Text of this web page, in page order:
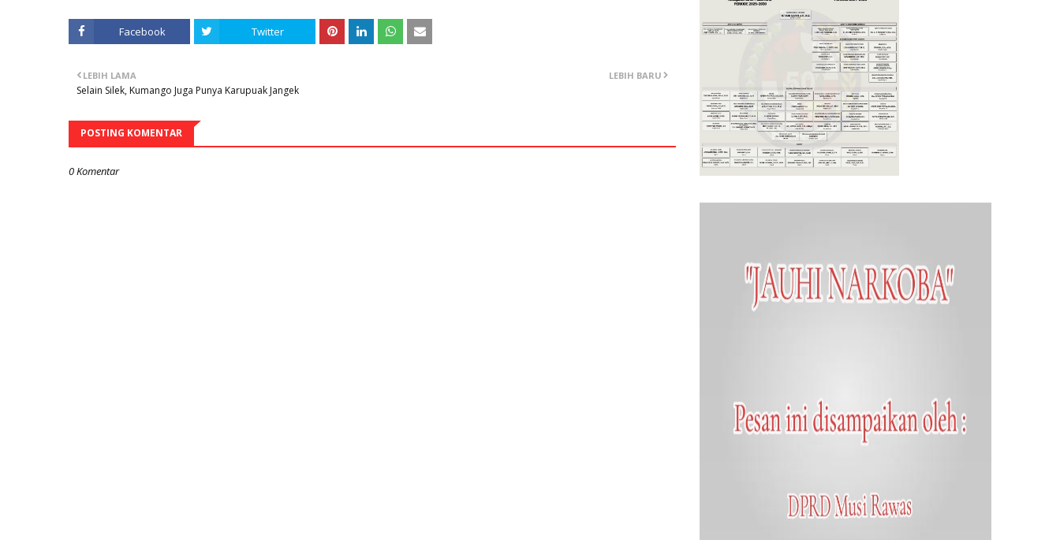
Facebook Twitter
LEBIH BARU
LEBIH LAMA
Selain Silek, Kumango Juga Punya Karupuak Jangek
POSTING KOMENTAR
0 Komentar